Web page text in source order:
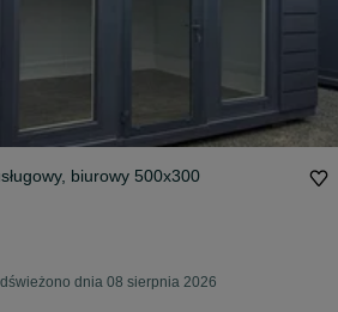
biurowy 500x300
dnia 08 sierpnia 2026